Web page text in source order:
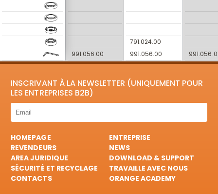
991.056.00
791.024.00
991.056.00
INSCRIVANT À LA NEWSLETTER (UNIQUEMENT POUR
LES ENTREPRISES B2B)
HOMEPAGE
ENTREPRISE
REVENDEURS
NEWS
AREA JURIDIQUE
DOWNLOAD & SUPPORT
SÉCURITÉ ET RECYCLAGE
TRAVAILLE AVEC NOUS
CONTACTS
ORANGE ACADEMY